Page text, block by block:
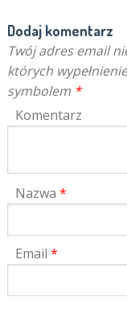
Dodaj komentarz
Twój adres email
których
symbolem *
Komentarz
Nazwa *
Email *